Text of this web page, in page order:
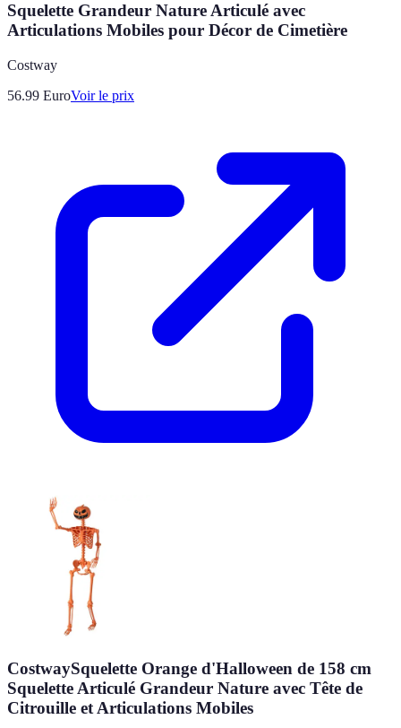
Squelette Grandeur Nature Articulé avec
Articulations Mobiles pour Décor de Cimetière
Costway
56.99 EuroVoir le prix
CostwaySquelette Orange d'Halloween de 158 cm
Squelette Articulé Grandeur Nature avec Tête de
Citrouille et Articulations Mobiles